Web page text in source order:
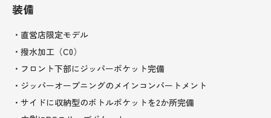
装備
・直営店限定モデル
・撥水加工（C0）
・フロント下部にジッパーポケット完備
・ジッパーオープニングのメインコンパートメント
・サイドに収納型のボトルポケットを2か所完備